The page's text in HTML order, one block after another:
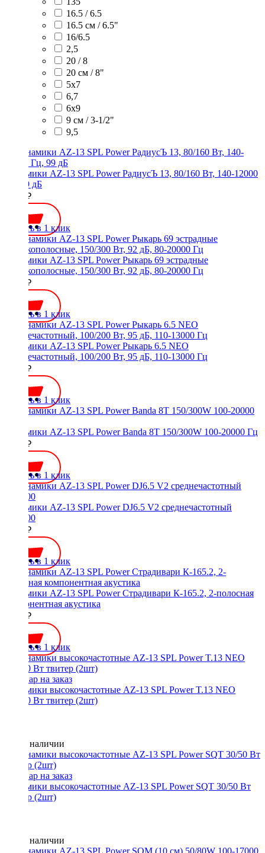
16.5 / 6.5
16.5 см / 6.5"
16/6.5
2,5
20 / 8
20 см / 8"
5x7
6,7
6х9
9 см / 3-1/2"
9,5
Динамики AZ-13 SPL Power РадиусЪ 13, 80/160 Вт, 140-12000
Гц, 99 дБ
3000 ₽
Купить в 1 клик
Динамики AZ-13 SPL Power Рыкарь 69 эстрадные
широкополосные, 150/300 Вт, 92 дБ, 80-20000 Гц
5800 ₽
Купить в 1 клик
Динамики AZ-13 SPL Power Рыкарь 6.5 NEO
среднечастотный, 100/200 Вт, 95 дБ, 110-13000 Гц
6790 ₽
Купить в 1 клик
Динамики AZ-13 SPL Power Banda 8T 150/300W 100-20000 Гц
5450 ₽
Купить в 1 клик
Динамики AZ-13 SPL Power DJ6.5 V2 среднечастотный
200/400
5590 ₽
Купить в 1 клик
Динамики AZ-13 SPL Power Страдивари К-165.2, 2-полосная
компонентная акустика
5500 ₽
Купить в 1 клик
Динамики высокочастотные AZ-13 SPL Power T.13 NEO
50/100 Вт твитер (2шт)
Нет в наличии
Динамики высокочастотные AZ-13 SPL Power SQT 30/50 Вт
твитер (2шт)
Нет в наличии